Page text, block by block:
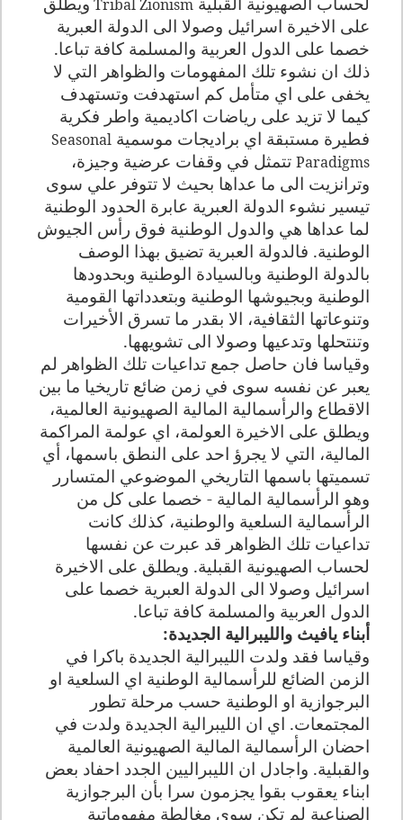
Tribal Zionism
على الاخيرة اسرائيل وصولا الى الدولة العبرية
خصما على الدول العربية والمسلمة كافة تباعا.
ذلك ان نشوء تلك المفهومات والظواهر التي لا
يخفى على اي متأمل كم استهدفت وتستهدف
كيما لا تزيد على رياضات اكاديمية واطر فكرية
فطيرة مستبقة اي براديجات موسمية Seasonal
Paradigms تتمثل في وقفات عرضية وجيزة،
وترانزيت الى ما عداها بحيث لا تتوفر علي سوى
تيسير نشوء الدولة العبرية عابرة الحدود الوطنية
لما عداها هي والدول الوطنية فوق رأس الجيوش
الوطنية. فالدولة العبرية تضيق بهذا الوصف
بالدولة الوطنية وبالسيادة الوطنية وبحدودها
الوطنية وبجيوشها الوطنية وبتعدداتها القومية
وتنوعاتها الثقافية، الا بقدر ما تسرق الأخيرات
وتنتحلها وتدعيها وصولا الى تشويهها.
وقياسا فان حاصل جمع تداعيات تلك الظواهر لم
يعبر عن نفسه سوى في زمن ضائع تاريخيا ما بين
الاقطاع والرأسمالية المالية الصهيونية العالمية،
ويطلق على الاخيرة العولمة، اي عولمة المراكمة
المالية، التي لا يجرؤ احد على النطق باسمها، أي
تسميتها باسمها التاريخي الموضوعي المتسارر
وهو الرأسمالية المالية - خصما على كل من
الرأسمالية السلعية والوطنية، كذلك كانت
تداعيات تلك الظواهر قد عبرت عن نفسها
لحساب الصهيونية القبلية. ويطلق على الاخيرة
اسرائيل وصولا الى الدولة العبرية خصما على
الدول العربية والمسلمة كافة تباعا.
أبناء يافيث والليبرالية الجديدة:
وقياسا فقد ولدت الليبرالية الجديدة باكرا في
الزمن الضائع للرأسمالية الوطنية اي السلعية او
البرجوازية او الوطنية حسب مرحلة تطور
المجتمعات. اي ان الليبرالية الجديدة ولدت في
احضان الرأسمالية المالية الصهيونية العالمية
والقبلية. واجادل ان الليبراليين الجدد احفاد بعض
ابناء يعقوب بقوا يجزمون سرا بأن البرجوازية
الصناعية لم تكن سوى مغالطة مفهوماتية